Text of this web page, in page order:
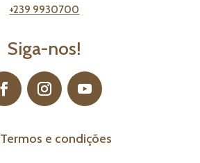
+239 9930700
Siga-nos!
Termos e condições